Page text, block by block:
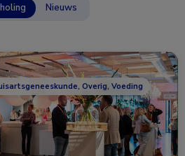
Nieuws
Overig, Voeding